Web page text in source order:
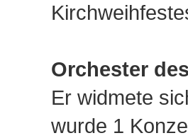
Orchester
Er widmete
wurde 1